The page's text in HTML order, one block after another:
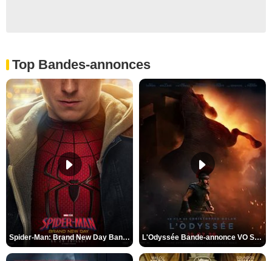
Top Bandes-annonces
Spider-Man: Brand New Day Bande-annonce VO STFR L'Odyssée Bande-annonce VO STFR